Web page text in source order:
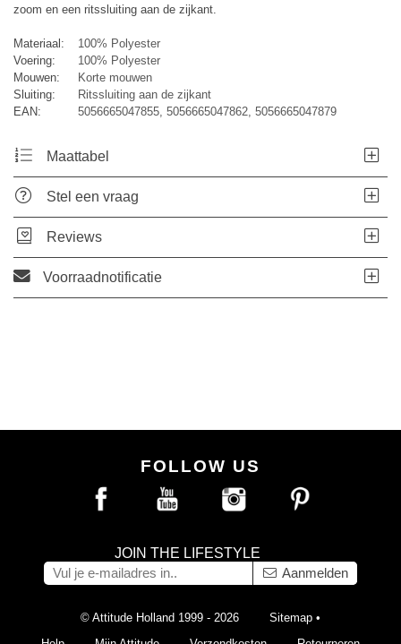
zoom en een ritssluiting aan de zijkant.
Materiaal:
100% Polyester
Voering:
100% Polyester
Mouwen:
Korte mouwen
Sluiting:
Ritssluiting aan de zijkant
EAN:
5056665047855, 5056665047862, 5056665047879
Maattabel
Stel een vraag
Reviews
Voorraadnotificatie
FOLLOW US
JOIN THE LIFESTYLE
Aanmelden
© Attitude Holland 1999 - 2026 Sitemap •